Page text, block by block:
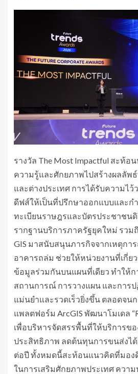
รางวัล The Most Impactful สะท้
ความรู้และศักยภาพไปสร้างผลลัพ
และต่างประเทศ การได้รับความไว้
ดีฟส์ให้เป็นที่ปรึกษาออกแบบและก
ทะเบียนราษฎรและบัตรประชาชนดิ
รากฐานบริการภาครัฐยุคใหม่ รวม
GIS มาสนับสนุนภารกิจจากเหตุก
อาคารถล่ม ช่วยให้หน่วยงานที่เกี่ย
ข้อมูลร่วมกันบนแผนที่เดียว ทำให้ก
สถานการณ์ การวางแผน และการป
แม่นยำและรวดเร็วยิ่งขึ้น ตลอดจน
แพลตฟอร์ม ArcGIS พัฒนาโมเดล
เพื่อบริหารจัดสรรพื้นที่ให้บริการข
ประสิทธิภาพ ลดต้นทุนการขนส่งไ
ต่อปี ทั้งหมดนี้สะท้อนแนวคิดที่มอง
ในการเสริมศักยภาพประเทศ ควา